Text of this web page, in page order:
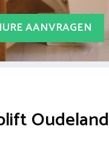
AANVRAGEN